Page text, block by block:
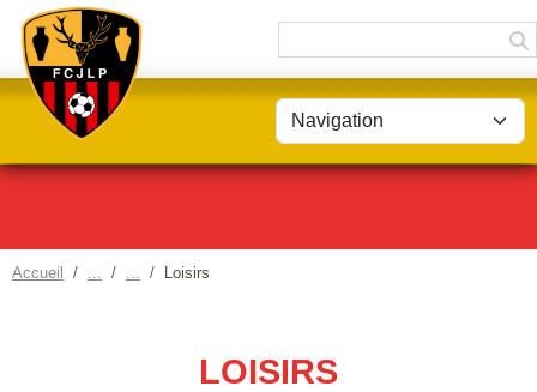
Accueil Loisirs
LOISIRS
Panneau de gestion des cookies